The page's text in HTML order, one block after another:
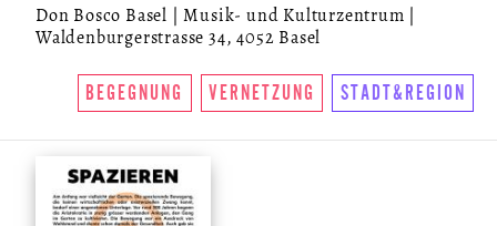
Don Bosco Basel | Musik- und Kulturzentrum |
Waldenburgerstrasse 34, 4052 Basel
BEGEGNUNG VERNETZUNG STADT&REGION